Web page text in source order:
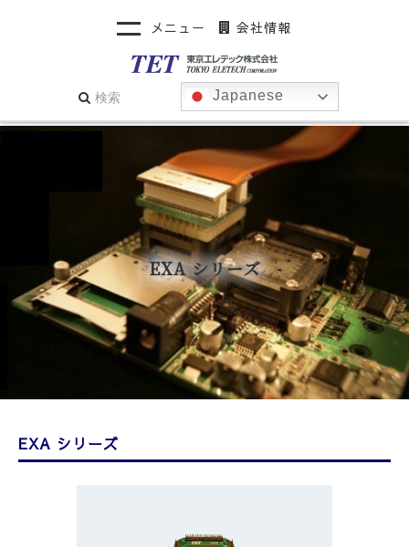
メニュー 会社情報
Japanese
EXA シリーズ
EXA シリーズ